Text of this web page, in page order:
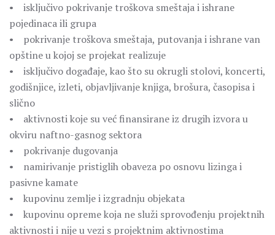
• isključivo pokrivanje troškova smeštaja i ishrane
pojedinaca ili grupa
• pokrivanje troškova smeštaja, putovanja i ishrane van
opštine u kojoj se projekat realizuje
• isključivo događaje, kao što su okrugli stolovi, koncerti,
godišnjice, izleti, objavljivanje knjiga, brošura, časopisa i
slično
• aktivnosti koje su već finansirane iz drugih izvora u
okviru naftno-gasnog sektora
• pokrivanje dugovanja
• namirivanje pristiglih obaveza po osnovu lizinga i
pasivne kamate
• kupovinu zemlje i izgradnju objekata
• kupovinu opreme koja ne služi sprovođenju projektnih
aktivnosti i nije u vezi s projektnim aktivnostima